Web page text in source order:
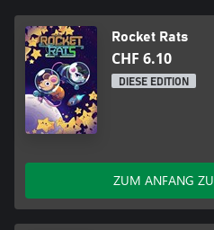
Rocket Rats
CHF 6.10
DIESE EDITION
ZUM ANFANG